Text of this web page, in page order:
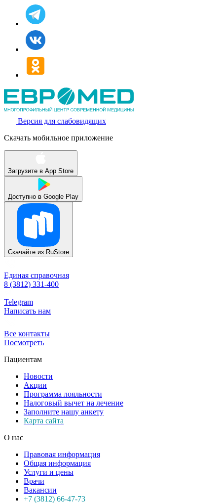
Версия для слабовидящих
Скачать мобильное приложение
Загрузите в App Store
Доступно в Google Play
Скачайте из RuStore
Единая справочная
8 (3812) 331-400
Telegram
Написать нам
Все контакты
Посмотреть
Пациентам
Новости
Акции
Программа лояльности
Налоговый вычет на лечение
Заполните нашу анкету
Карта сайта
О нас
Правовая информация
Общая информация
Услуги и цены
Врачи
Вакансии
+7 (3812) 66-47-73